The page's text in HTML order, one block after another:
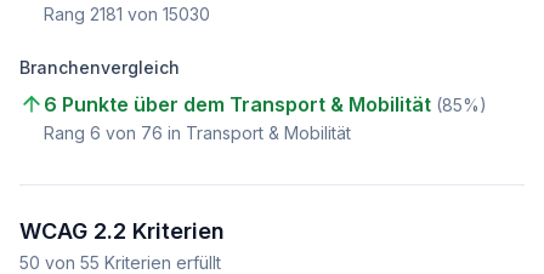
Rang 2181 von 15030
Branchenvergleich
6 Punkte über dem Transport & Mobilität (85%)
Rang 6 von 76 in Transport & Mobilität
WCAG 2.2 Kriterien
50 von 55 Kriterien erfüllt